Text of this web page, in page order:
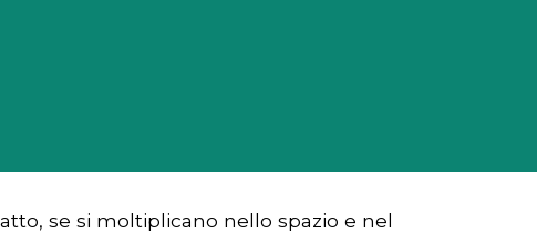
se si moltiplicano nello spazio e nel